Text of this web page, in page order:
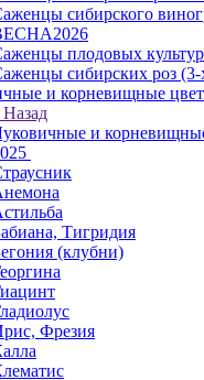
сибирского
плодовых
сибирских роз (3-
и корневищные
Назад
и
Тигридия
(клубни)
Фрезия